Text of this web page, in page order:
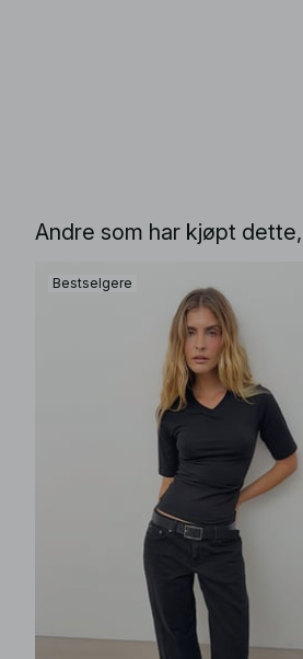
Andre som har kjøpt
Bestselgere